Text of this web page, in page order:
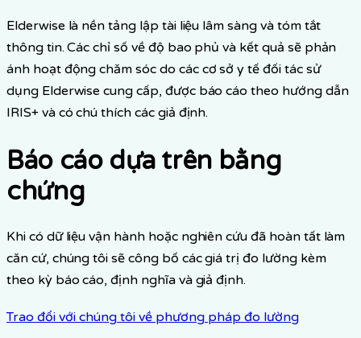
Elderwise là nền tảng lập tài liệu lâm sàng và tóm tắt
thông tin. Các chỉ số về độ bao phủ và kết quả sẽ phản
ánh hoạt động chăm sóc do các cơ sở y tế đối tác sử
dụng Elderwise cung cấp, được báo cáo theo hướng dẫn
IRIS+ và có chú thích các giả định.
Báo cáo dựa trên bằng
chứng
Khi có dữ liệu vận hành hoặc nghiên cứu đã hoàn tất làm
căn cứ, chúng tôi sẽ công bố các giá trị đo lường kèm
theo kỳ báo cáo, định nghĩa và giả định.
Trao đổi với chúng tôi về phương pháp đo lường